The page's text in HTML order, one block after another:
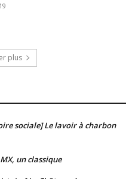
plus
sociale] Le lavoir à charbon
un classique